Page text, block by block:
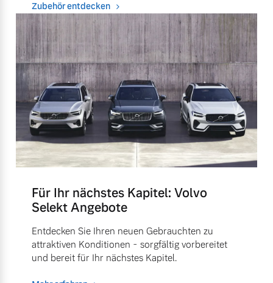
Zubehör entdecken
Für Ihr nächstes Kapitel: Volvo
Selekt Angebote
Entdecken Sie Ihren neuen Gebrauchten zu
attraktiven Konditionen - sorgfältig vorbereitet
und bereit für Ihr nächstes Kapitel.